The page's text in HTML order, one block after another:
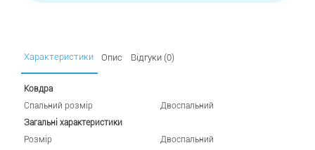
Характеристики Опис Відгуки (0)
Ковдра
Спальний розмір
Двоспальний
Загальні характеристики
Розмір
Двоспальний